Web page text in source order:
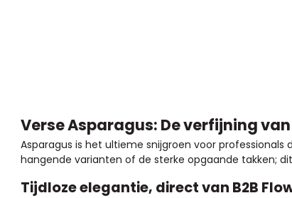
Verse Asparagus: De verfijning
Asparagus is het ultieme snijgroen voor
hangende varianten of de sterke opgaande takken;
Tijdloze elegantie, direct van B2B